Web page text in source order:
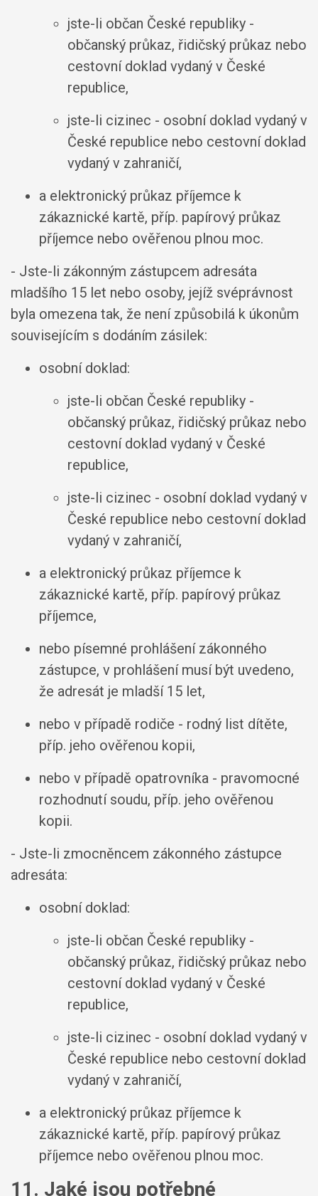
jste-li občan České republiky -
občanský průkaz, řidičský průkaz nebo
cestovní doklad vydaný v České
republice,
jste-li cizinec - osobní doklad vydaný v
České republice nebo cestovní doklad
vydaný v zahraničí,
a elektronický průkaz příjemce k
zákaznické kartě, příp. papírový průkaz
příjemce nebo ověřenou plnou moc.
- Jste-li zákonným zástupcem adresáta
mladšího 15 let nebo osoby, jejíž svéprávnost
byla omezena tak, že není způsobilá k úkonům
souvisejícím s dodáním zásilek:
osobní doklad:
jste-li občan České republiky -
občanský průkaz, řidičský průkaz nebo
cestovní doklad vydaný v České
republice,
jste-li cizinec - osobní doklad vydaný v
České republice nebo cestovní doklad
vydaný v zahraničí,
a elektronický průkaz příjemce k
zákaznické kartě, příp. papírový průkaz
příjemce,
nebo písemné prohlášení zákonného
zástupce, v prohlášení musí být uvedeno,
že adresát je mladší 15 let,
nebo v případě rodiče - rodný list dítěte,
příp. jeho ověřenou kopii,
nebo v případě opatrovníka - pravomocné
rozhodnutí soudu, příp. jeho ověřenou
kopii.
- Jste-li zmocněncem zákonného zástupce
adresáta:
osobní doklad:
jste-li občan České republiky -
občanský průkaz, řidičský průkaz nebo
cestovní doklad vydaný v České
republice,
jste-li cizinec - osobní doklad vydaný v
České republice nebo cestovní doklad
vydaný v zahraničí,
a elektronický průkaz příjemce k
zákaznické kartě, příp. papírový průkaz
příjemce nebo ověřenou plnou moc.
11. Jaké jsou potřebné